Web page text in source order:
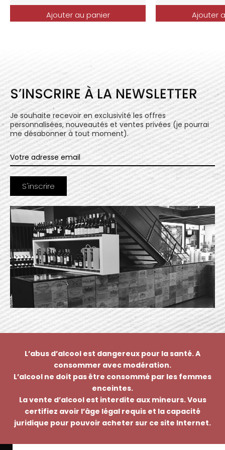
Ajouter au panier Ajouter
S’INSCRIRE À LA NEWSLETTER
Je souhaite recevoir en exclusivité les offres
personnalisées, nouveautés et ventes privées (je pourrai
me désabonner à tout moment).
L’abus d’alcool est dangereux pour la santé. A
consommer avec modération.
L’alcool ne doit pas être consommé par les femmes
enceintes.
La vente d’alcool est interdite aux mineurs. Vous
certifiez avoir l’âge légal requis et la capacité
juridique pour pouvoir acheter sur ce site Internet.